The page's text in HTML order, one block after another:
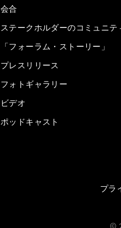
会合
ステークホルダーのコミュニテ
「フォーラム・ストーリー」
プレスリリース
フォトギャラリー
ビデオ
ポッドキャスト
プラ